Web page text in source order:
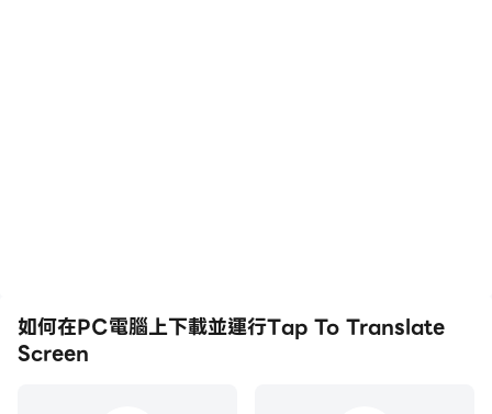
+ Translate on other apps
+ Screen translator
如何在PC電腦上下載並運行Tap To Translate
Screen